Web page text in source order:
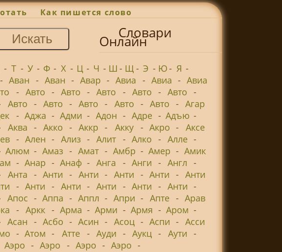
Как пишется слово
Словари
Онлайн
- Т - У - Ф - Х - Ц - Ч - Ш - Щ - Э - Ю- Я -
- Аван - Аван - Авар - Авиа - Авиа - Авиа
- Авто - Авто - Авто - Авто - Авто -
Авто - Авто - Авто - Авто - Авто - Агар
- Аджа - Адми - Адон - Адре - Адъю -
Аква - Акко - Аккр - Акку - Акро -
Аксе
- Ален - Ализ - Алит - Алко - Алле -
Алюм - Амаз - Амат - Амбр - Амер - Амик
- Анар - Анаф - Анга - Анги - Англ -
Анта - Анти - Анти - Анти - Анти - Анти
- Анти - Анти - Анти - Анти - Анти -
Апос - Аппа - Аппл - Апри - Апте - Арав
- Аркк - Арма - Арми - Армя - Аром -
Асан - Асбо - Асин - Асоц - Аспи - Асси
- Атом - Атте - Ауди - Аукц - Аути -
Аэро - Аэро - Аэро - Аэро -